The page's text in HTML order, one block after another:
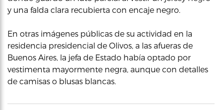
y una falda clara recubierta con encaje negro.
En otras imágenes públicas de su actividad en la
residencia presidencial de Olivos, a las afueras de
Buenos Aires, la jefa de Estado había optado por
vestimenta mayormente negra, aunque con detalles
de camisas o blusas blancas.